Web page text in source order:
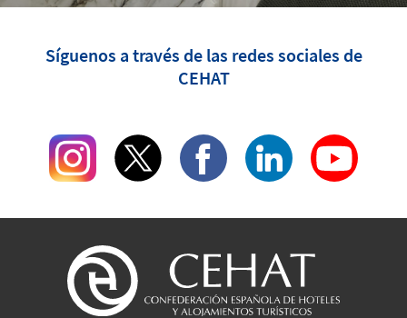
Síguenos a través de las redes sociales de
CEHAT